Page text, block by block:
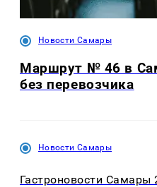
Новости Самары
Маршрут № 46 в
без перевозчика
Новости Самары
Гастроновости Самары